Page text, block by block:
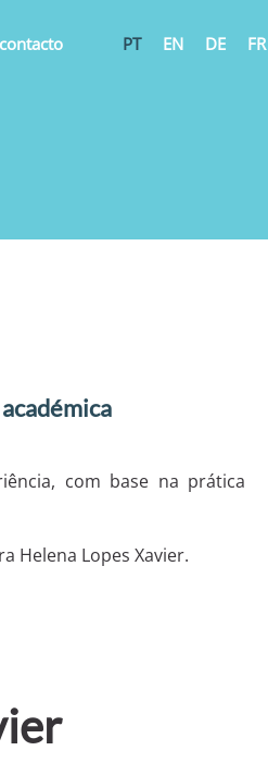
PT EN DE FR
com base na prática
Helena Lopes Xavier.